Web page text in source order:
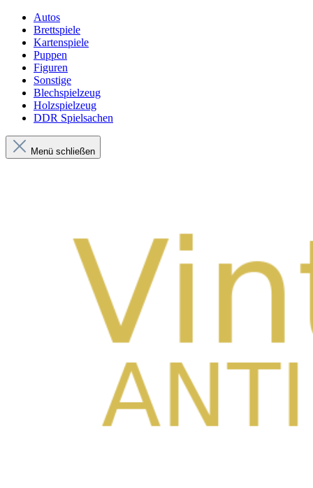
Autos
Brettspiele
Kartenspiele
Puppen
Figuren
Sonstige
Blechspielzeug
Holzspielzeug
DDR Spielsachen
Menü schließen